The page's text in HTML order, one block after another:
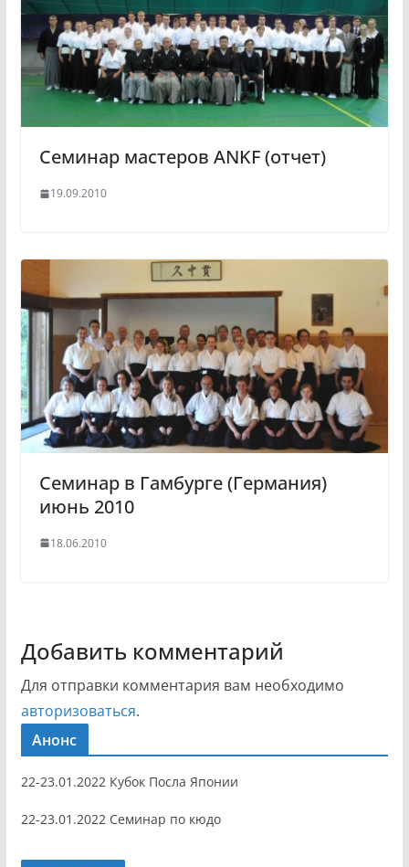
Семинар мастеров ANKF (отчет)
19.09.2010
Семинар в Гамбурге (Германия)
июнь 2010
18.06.2010
Добавить комментарий
Для отправки комментария вам необходимо
авторизоваться.
Анонс
22-23.01.2022 Кубок Посла Японии
22-23.01.2022 Семинар по кюдо